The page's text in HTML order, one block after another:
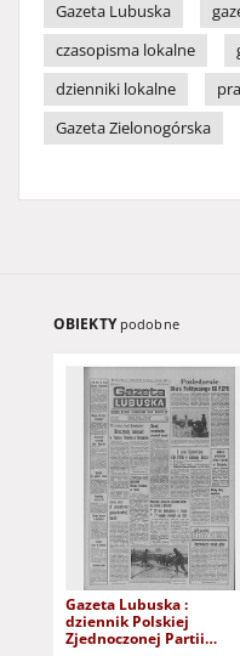
Gazeta Lubuska
czasopisma lokalne
dzienniki lokalne
Gazeta Zielonogórska
OBIEKTY podobne
Gazeta Lubuska :
dziennik Polskiej
Zjednoczonej Partii